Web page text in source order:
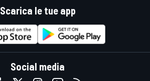
Scarica le tue app
Social media